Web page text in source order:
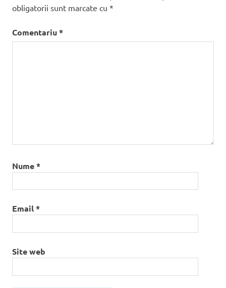
obligatorii sunt marcate cu *
Comentariu*
Nume*
Email*
Site web